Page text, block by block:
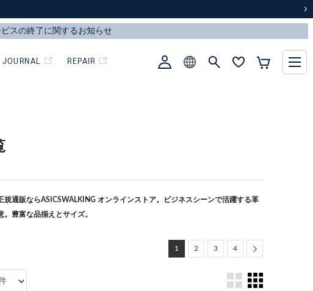
JOURNAL REPAIR
規通販ならASICSWALKING オンラインストア。ビジネスシーンで活躍する革
豊富な品揃えとサイズ。
1 2 3 4 Next